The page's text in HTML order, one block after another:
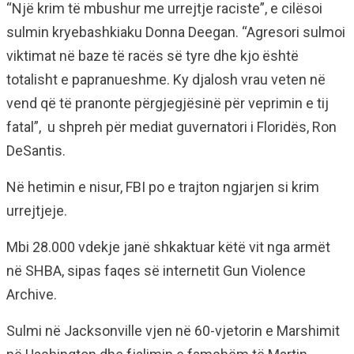
“Një krim të mbushur me urrejtje raciste”, e cilësoi
sulmin kryebashkiaku Donna Deegan. “Agresori sulmoi
viktimat në baze të racës së tyre dhe kjo është
totalisht e papranueshme. Ky djalosh vrau veten në
vend që të pranonte përgjegjësinë për veprimin e tij
fatal”, u shpreh për mediat guvernatori i Floridës, Ron
DeSantis.
Në hetimin e nisur, FBI po e trajton ngjarjen si krim
urrejtjeje.
Mbi 28.000 vdekje janë shkaktuar këtë vit nga armët
në SHBA, sipas faqes së internetit Gun Violence
Archive.
Sulmi në Jacksonville vjen në 60-vjetorin e Marshimit